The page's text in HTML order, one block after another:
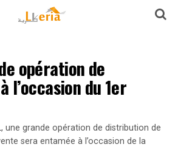
opération de
l’occasion du 1er
une grande opération de distribution de
sera entamée à l’occasion de la